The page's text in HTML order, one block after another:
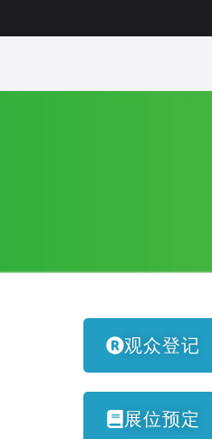
观众登记
展位预定